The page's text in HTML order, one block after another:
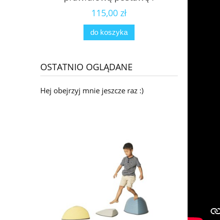
koncentrację
115,00 zł
do koszyka
OSTATNIO OGLĄDANE
Hej obejrzyj mnie jeszcze raz :)